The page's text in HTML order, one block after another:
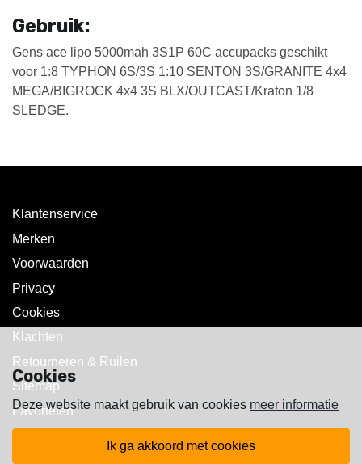
Gebruik:
Gens ace lipo 5000mah 3S1P 60C accupacks geschikt
voor 1:8 TYPHON 6S/3S 1:10 SENTON 3S/GRANITE 4x4
MEGA/BIGROCK 4x4 3S BLX/OUTCAST/Kraton 1/8
SLEDGE.
Klantenservice
Merken
Voorwaarden
Privacy
Cookies
Klachten
Retourneren & Ruilen
Sitemap
Favorieten
Cookies
Deze website maakt gebruik van cookies meer informatie
ik ga akkoord met cookies